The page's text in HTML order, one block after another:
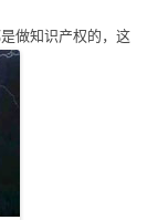
做知识产权的，这